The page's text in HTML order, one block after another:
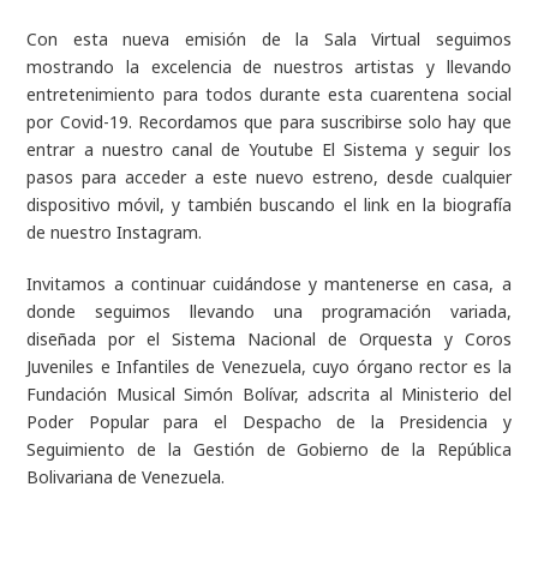
Con esta nueva emisión de la Sala Virtual seguimos
mostrando la excelencia de nuestros artistas y llevando
entretenimiento para todos durante esta cuarentena social
por Covid-19. Recordamos que para suscribirse solo hay que
entrar a nuestro canal de Youtube El Sistema y seguir los
pasos para acceder a este nuevo estreno, desde cualquier
dispositivo móvil, y también buscando el link en la biografía
de nuestro Instagram.
Invitamos a continuar cuidándose y mantenerse en casa, a
donde seguimos llevando una programación variada,
diseñada por el Sistema Nacional de Orquesta y Coros
Juveniles e Infantiles de Venezuela, cuyo órgano rector es la
Fundación Musical Simón Bolívar, adscrita al Ministerio del
Poder Popular para el Despacho de la Presidencia y
Seguimiento de la Gestión de Gobierno de la República
Bolivariana de Venezuela.